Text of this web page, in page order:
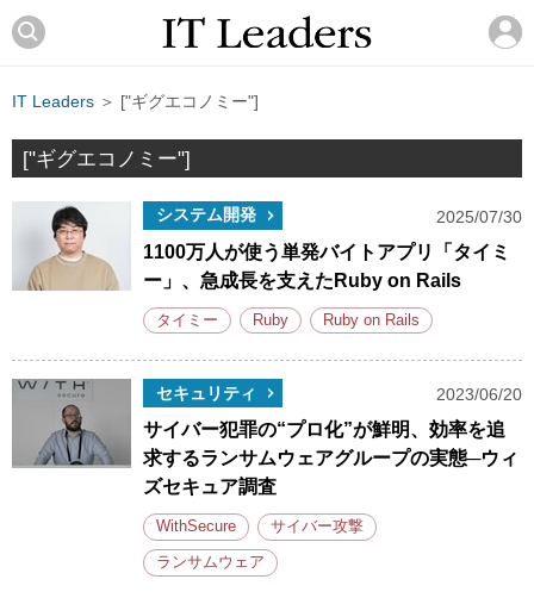
IT Leaders ＞ ["ギグエコノミー"]
["ギグエコノミー"]
システム開発 2025/07/30
1100万人が使う単発バイトアプリ「タイミ
ー」、急成長を支えたRuby on Rails
タイミー Ruby Ruby on Rails
セキュリティ 2023/06/20
サイバー犯罪の“プロ化”が鮮明、効率を追
求するランサムウェアグループの実態─ウィ
ズセキュア調査
WithSecure サイバー攻撃
ランサムウェア